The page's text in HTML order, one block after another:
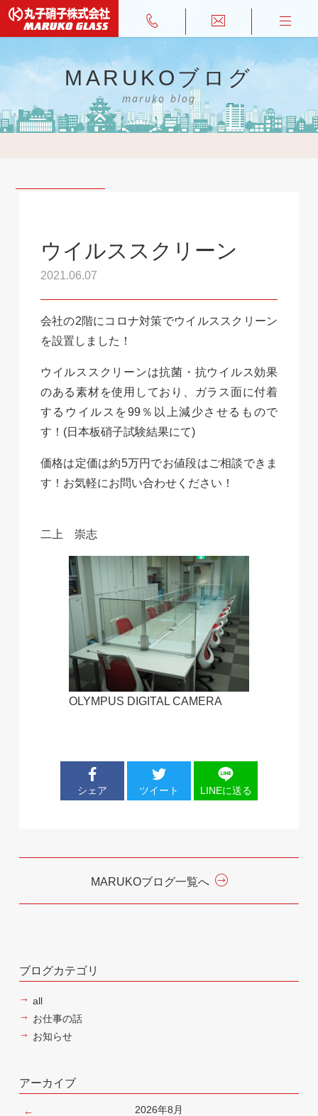
MARUKOブログ
maruko blog
ウイルススクリーン
2021.06.07
会社の2階にコロナ対策でウイルススクリーン
を設置しました！
ウイルススクリーンは抗菌・抗ウイルス効果
のある素材を使用しており、ガラス面に付着
するウイルスを99％以上減少させるもので
す！(日本板硝子試験結果にて)
価格は定価は約5万円でお値段はご相談できま
す！お気軽にお問い合わせください！
二上 崇志
OLYMPUS DIGITAL CAMERA
シェア ツイート LINEに送る
MARUKOブログ一覧へ
ブログカテゴリ
all
お仕事の話
お知らせ
アーカイブ
2026年8月